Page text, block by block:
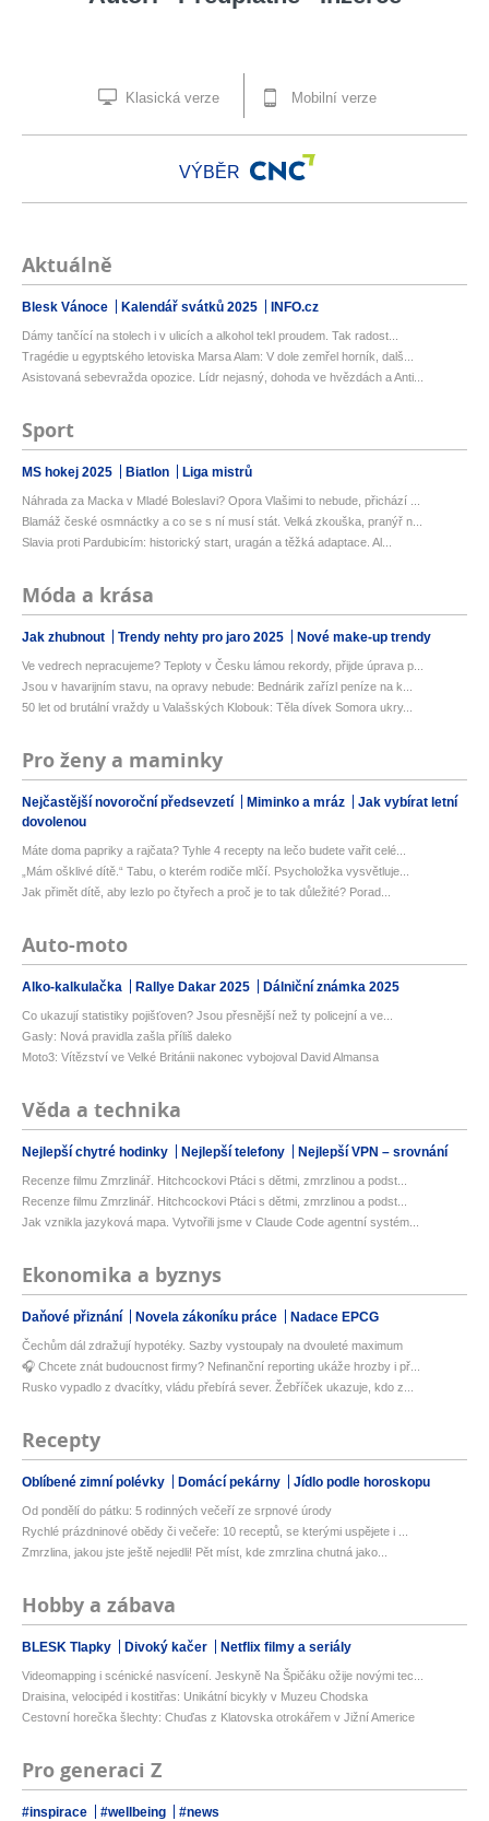
Klasická verze Mobilní verze
VÝBĚR
Aktuálně
Blesk Vánoce Kalendář svátků 2025 INFO.cz
Dámy tančící na stolech i v ulicích a alkohol tekl proudem. Tak radost...
Tragédie u egyptského letoviska Marsa Alam: V dole zemřel horník, dalš...
Asistovaná sebevražda opozice. Lídr nejasný, dohoda ve hvězdách a Anti...
Sport
MS hokej 2025 Biatlon Liga mistrů
Náhrada za Macka v Mladé Boleslavi? Opora Vlašimi to nebude, přichází ...
Blamáž české osmnáctky a co se s ní musí stát. Velká zkouška, pranýř n...
Slavia proti Pardubicím: historický start, uragán a těžká adaptace. Al...
Móda a krása
Jak zhubnout Trendy nehty pro jaro 2025 Nové make-up trendy
Ve vedrech nepracujeme? Teploty v Česku lámou rekordy, přijde úprava p...
Jsou v havarijním stavu, na opravy nebude: Bednárik zařízl peníze na k...
50 let od brutální vraždy u Valašských Klobouk: Těla dívek Somora ukry...
Pro ženy a maminky
Nejčastější novoroční předsevzetí Miminko a mráz
Jak vybírat letní
dovolenou
Máte doma papriky a rajčata? Tyhle 4 recepty na lečo budete vařit celé...
„Mám ošklivé dítě.“ Tabu, o kterém rodiče mlčí. Psycholožka vysvětluje...
Jak přimět dítě, aby lezlo po čtyřech a proč je to tak důležité? Porad...
Auto-moto
Alko-kalkulačka Rallye Dakar 2025 Dálniční známka 2025
Co ukazují statistiky pojišťoven? Jsou přesnější než ty policejní a ve...
Gasly: Nová pravidla zašla příliš daleko
Moto3: Vítězství ve Velké Británii nakonec vybojoval David Almansa
Věda a technika
Nejlepší chytré hodinky Nejlepší telefony Nejlepší VPN – srovnání
Recenze filmu Zmrzlinář. Hitchcockovi Ptáci s dětmi, zmrzlinou a podst...
Recenze filmu Zmrzlinář. Hitchcockovi Ptáci s dětmi, zmrzlinou a podst...
Jak vznikla jazyková mapa. Vytvořili jsme v Claude Code agentní systém...
Ekonomika a byznys
Daňové přiznání Novela zákoníku práce Nadace EPCG
Čechům dál zdražují hypotéky. Sazby vystoupaly na dvouleté maximum
🎧 Chcete znát budoucnost firmy? Nefinanční reporting ukáže hrozby i př...
Rusko vypadlo z dvacítky, vládu přebírá sever. Žebříček ukazuje, kdo z...
Recepty
Oblíbené zimní polévky Domácí pekárny Jídlo podle horoskopu
Od pondělí do pátku: 5 rodinných večeří ze srpnové úrody
Rychlé prázdninové obědy či večeře: 10 receptů, se kterými uspějete i ...
Zmrzlina, jakou jste ještě nejedli! Pět míst, kde zmrzlina chutná jako...
Hobby a zábava
BLESK Tlapky Divoký kačer Netflix filmy a seriály
Videomapping i scénické nasvícení. Jeskyně Na Špičáku ožije novými tec...
Draisina, velocipéd i kostitřas: Unikátní bicykly v Muzeu Chodska
Cestovní horečka šlechty: Chuďas z Klatovska otrokářem v Jižní Americe
Pro generaci Z
#inspirace #wellbeing #news